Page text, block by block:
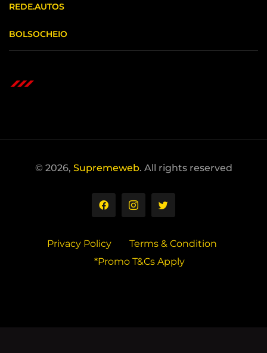
REDE.AUTOS
BOLSOCHEIO
© 2026, Supremeweb. All rights reserved
Privacy Policy
Terms & Condition
*Promo T&Cs Apply